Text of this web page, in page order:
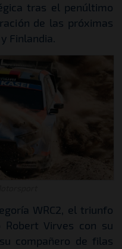
tras el penúltimo
de las próximas
Finlandia.
WRC2, el triunfo
Virves con su
compañero de filas